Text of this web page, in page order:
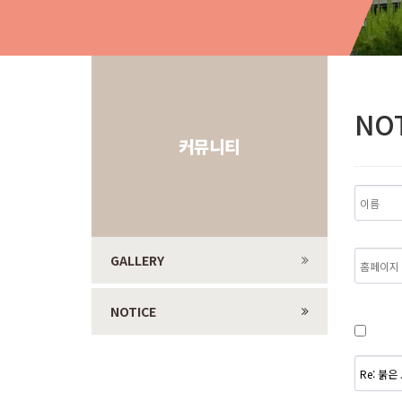
커뮤니티
GALLERY
NOTICE